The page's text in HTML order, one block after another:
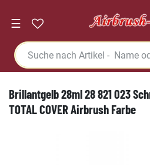
☰
Brillantgelb 28ml 28 821 023
TOTAL COVER Airbrush Farbe